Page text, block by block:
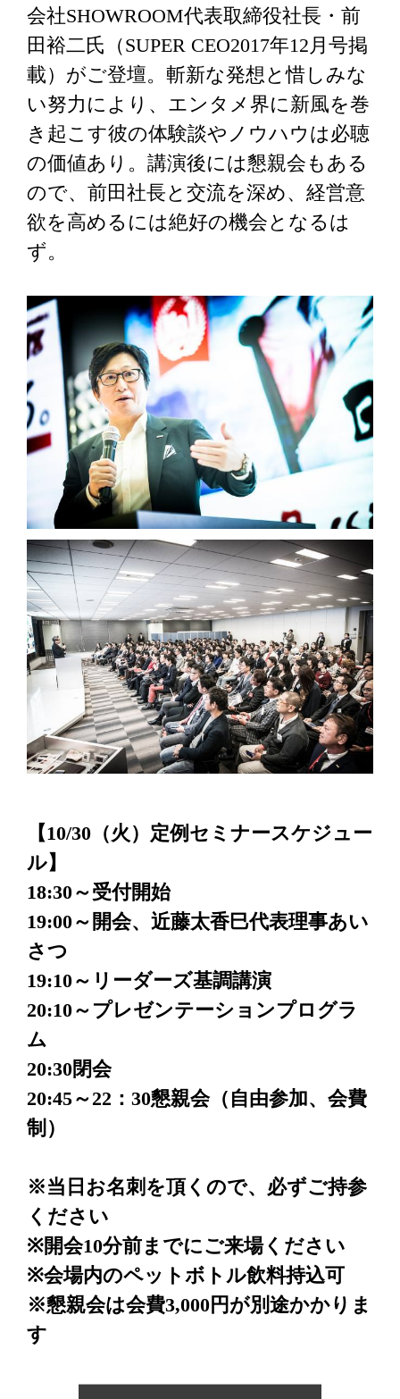
会社SHOWROOM代表取締役社長・前
田裕二氏（SUPER CEO2017年12月号掲
載）がご登壇。斬新な発想と惜しみな
い努力により、エンタメ界に新風を巻
き起こす彼の体験談やノウハウは必聴
の価値あり。講演後には懇親会もある
ので、前田社長と交流を深め、経営意
欲を高めるには絶好の機会となるは
ず。
【10/30（火）定例セミナースケジュー
ル】
18:30～受付開始
19:00～開会、近藤太香巳代表理事あい
さつ
19:10～リーダーズ基調講演
20:10～プレゼンテーションプログラ
ム
20:30閉会
20:45～22：30懇親会（自由参加、会費
制）
※当日お名刺を頂くので、必ずご持参
ください
※開会10分前までにご来場ください
※会場内のペットボトル飲料持込可
※懇親会は会費3,000円が別途かかりま
す